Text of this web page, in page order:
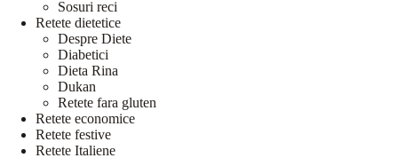
Sosuri reci
Retete dietetice
Despre Diete
Diabetici
Dieta Rina
Dukan
Retete fara gluten
Retete economice
Retete festive
Retete Italiene